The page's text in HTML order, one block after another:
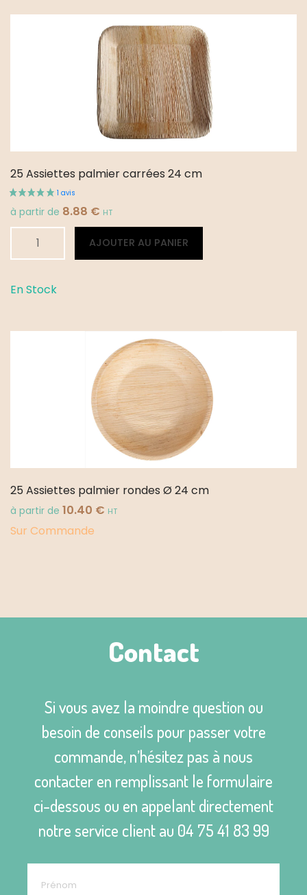
17
25 Assiettes palmier carrées 24 cm
à partir de 8.88 € HT
Assiettes
24
AJOUTER AU PANIER
Alternative:
En Stock
25 Assiettes palmier rondes Ø 24 cm
à partir de 10.40 € HT
Sur Commande
Contact
Si vous avez la moindre question ou
besoin de conseils pour passer votre
commande, n’hésitez pas à nous
contacter en remplissant le formulaire
ci-dessous ou en appelant directement
notre service client au 04 75 41 83 99